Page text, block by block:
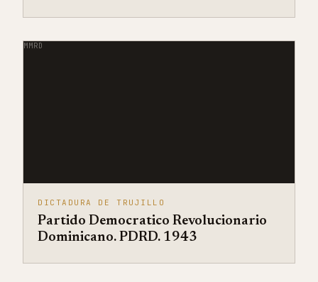
MMRD
DICTADURA DE TRUJILLO
Partido Democratico Revolucionario
Dominicano. PDRD. 1943